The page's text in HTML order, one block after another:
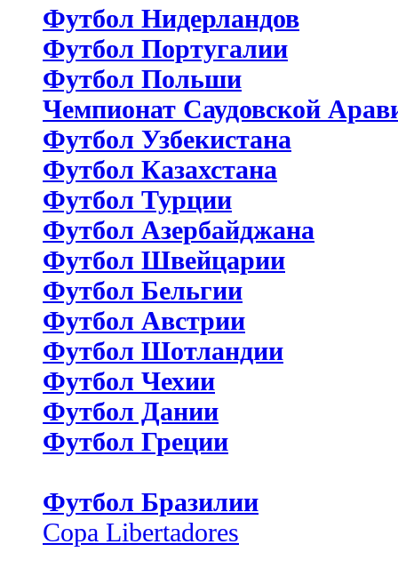
Футбол Нидерландов
Футбол Португалии
Футбол Польши
Чемпионат Саудовской
Футбол Узбекистана
Футбол Казахстана
Футбол Турции
Футбол Азербайджана
Футбол Швейцарии
Футбол Бельгии
Футбол Австрии
Футбол Шотландии
Футбол Чехии
Футбол Дании
Футбол Греции
Футбол Бразилии
Copa Libertadores